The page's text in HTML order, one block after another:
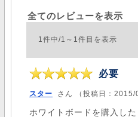
全てのレビューを表示
1件中/1～1件目を表示
必要
スター さん （投稿日：2015/
ホワイトボードを購入し